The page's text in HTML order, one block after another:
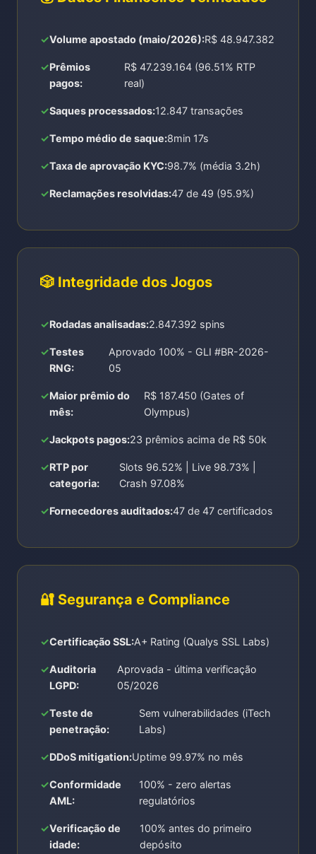
Volume apostado (maio/2026):R$ 48.947.382
Prêmios
pagos:
R$ 47.239.164 (96.51% RTP
real)
Saques processados:12.847 transações
Tempo médio de saque:8min 17s
Taxa de aprovação KYC:98.7% (média 3.2h)
Reclamações resolvidas:47 de 49 (95.9%)
🎲 Integridade dos Jogos
Rodadas analisadas:2.847.392 spins
Testes
RNG:
Aprovado 100% - GLI #BR-2026-
05
Maior prêmio do
mês:
R$ 187.450 (Gates of
Olympus)
Jackpots pagos:23 prêmios acima de R$ 50k
RTP por
categoria:
Slots 96.52% | Live 98.73% |
Crash 97.08%
Fornecedores auditados:47 de 47 certificados
🔐 Segurança e Compliance
Certificação SSL:A+ Rating (Qualys SSL Labs)
Auditoria
LGPD:
Aprovada - última verificação
05/2026
Teste de
penetração:
Sem vulnerabilidades (iTech
Labs)
DDoS mitigation:Uptime 99.97% no mês
Conformidade
AML:
100% - zero alertas
regulatórios
Verificação de
idade:
100% antes do primeiro
depósito